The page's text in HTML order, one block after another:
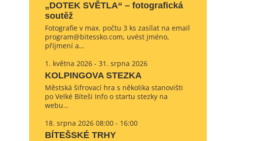
„DOTEK SVĚTLA“ – fotografická
soutěž
Fotografie v max. počtu 3 ks zasílat na email
program@bitessko.com, uvést jméno,
příjmení a…
1. května 2026 - 31. srpna 2026
KOLPINGOVA STEZKA
Městská šifrovací hra s několika stanovišti
po Velké Bíteši Info o startu stezky na
webu…
18. srpna 2026 08:00 - 16:00
BÍTEŠSKÉ TRHY